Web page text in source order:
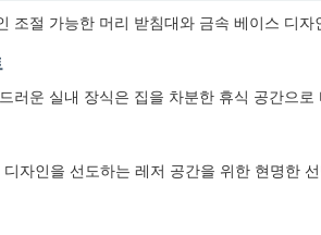
조절 가능한 머리 받침대와 금속 베이스 디자
러운 실내 장식은 집을 차분한 휴식 공간으
자인을 선도하는 레저 공간을 위한 현명한